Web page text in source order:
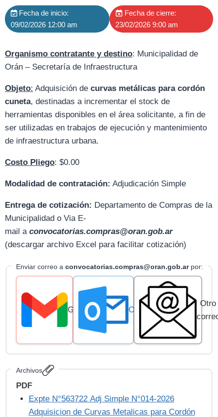
Fecha de inicio:
09/02/2026 12:00 am
Fecha de cierre:
23/02/2026 9:00 am
Organismo contratante y destino: Municipalidad de
Orán – Secretaría de Infraestructura
Objeto: Adquisición de curvas metálicas para cordón
cuneta, destinadas a incrementar el stock de
herramientas disponibles en el área solicitante, a fin de
ser utilizadas en trabajos de ejecución y mantenimiento
de infraestructura urbana.
Costo Pliego: $0.00
Modalidad de contratación: Adjudicación Simple
Entrega de cotización: Departamento de Compras de la
Municipalidad o Via E-
mail a convocatorias.compras@oran.gob.ar
(descargar archivo Excel para facilitar cotización)
Enviar correo a convocatorias.compras@oran.gob.arpor:
Gmail Outlook
Otro
Archivos
PDF
Expte N°563722 Adj Simple N°014-2026
Adquisicion de Curvas Metalicas para Cordón